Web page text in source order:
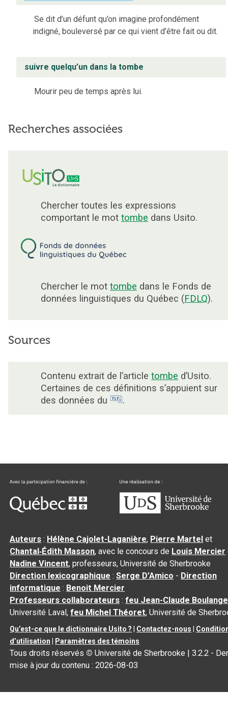
Se dit d’un défunt qu’on imagine profondément
indigné, bouleversé par ce qui vient d’être fait ou dit.
suivre quelqu’un dans la tombe
Mourir peu de temps après lui.
Recherches associées
Chercher toutes les expressions
comportant le mot tombe dans Usito.
Chercher le mot tombe dans le Fonds de
données linguistiques du Québec (FDLQ).
Sources
Contenu extrait de l’article tombe d’Usito.
Certaines de ces définitions s’appuient sur
des données du
.
Auteurs : Hélène Cajolet-Laganière, Pierre Martel et
Chantal‑Édith Masson, avec le concours de Louis Mercier
Nadine Vincent, professeurs, Université de Sherbrooke
Direction lexicographique :Serge D’Amico - Direction
informatique : Benoit Mercier
Professeurs collaborateurs :feu Jean-Claude
Université Laval,feu Michel Théoret, Université de
Qu’est-ce que le dictionnaire Usito ? Contactez-nous
d’utilisation
Paramètres des témoins
Tous droits réservés © Université de Sherbrooke |3.2.2 -
mise à jour du contenu :2026-08-03